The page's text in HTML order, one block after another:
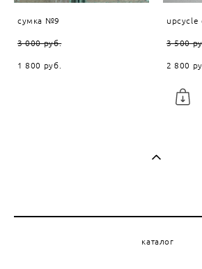
сумка №9
3 000 pуб.
1 800 pуб.
upcycle
3 500
2 800
каталог